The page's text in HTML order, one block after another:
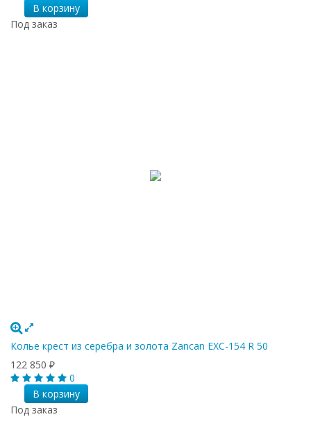
В корзину
Под заказ
Колье крест из серебра и золота Zancan EXC-154 R 50
122 850 ₽
0
В корзину
Под заказ